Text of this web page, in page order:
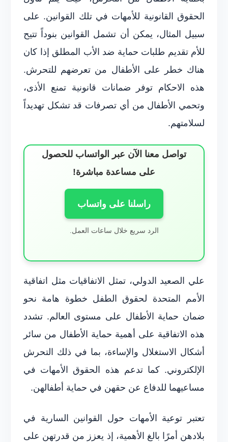
الحقوق القانونية للأمهات في تلك القوانين. على
سبيل المثال، يمكن أن تشمل القوانين بنوداً تتيح
للأم تقديم طلبات حماية ضد الأب المطلق إذا كان
هناك خطر على الأطفال من تعرضهم للتحرش.
هذه الاحكام توفر ضمانات قانونية تمنع الأذى،
وتحمي الأطفال من أي تصرفات قد تشكل تهديداً
لسلامتهم.
تواصل معنا الآن عبر الواتساب للحصول
على مساعدة مباشرة!
راسلنا على واتساب
الرد سريع خلال ساعات العمل.
علي الصعيد الدولي، تمثل الاتفاقيات مثل اتفاقية
الأمم المتحدة لحقوق الطفل خطوة هامة نحو
ضمان حماية الأطفال على مستوى العالم. تشدد
هذه الاتفاقية على أهمية حماية الأطفال من سائر
أشكال الاستغلال والإساءة، بما في ذلك التحرش
الإلكتروني. كما تدعم هذه الحقوق الأمهات في
مساعيهما للدفاع عن حقهن في حماية أطفالهن.
تعتبر توعية الأمهات حول القوانين السارية في
بلادهن أمرًا بالغ الأهمية، إذ يعزز من قدرتهن على